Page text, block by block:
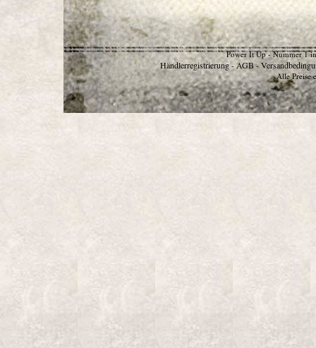
Power It Up - Nummer 1
Händlerregistrierung - AGB -
Alle Preise